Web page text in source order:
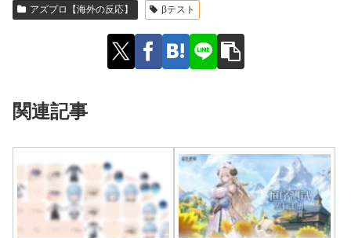
アズプロ【海外の反応】 βテスト
関連記事